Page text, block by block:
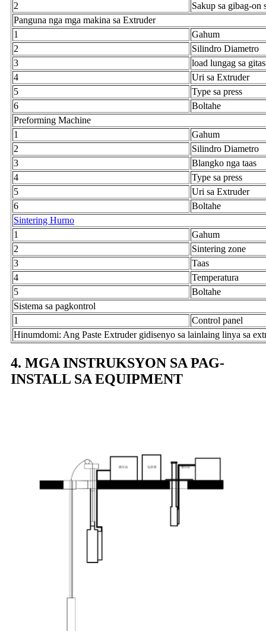
2
Sakup sa gibag-on
Panguna nga mga makina sa Extruder
1
Gahum
2
Silindro Diametro
3
load lungag sa
4
Uri sa Extruder
5
Type sa press
6
Boltahe
Preforming Machine
1
Gahum
2
Silindro Diametro
3
Blangko nga taas
4
Type sa press
5
Uri sa Extruder
6
Boltahe
Sintering Hurno
1
Gahum
2
Sintering zone
3
Taas
4
Temperatura
5
Boltahe
Sistema sa pagkontrol
1
Control panel
Hinumdomi: Ang Paste Extruder gidisenyo sa lainlaing linya sa
4. MGA INSTRUKSYON SA PAG-
INSTALL SA EQUIPMENT